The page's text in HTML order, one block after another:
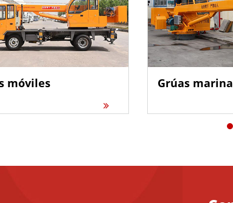
móviles Grúas